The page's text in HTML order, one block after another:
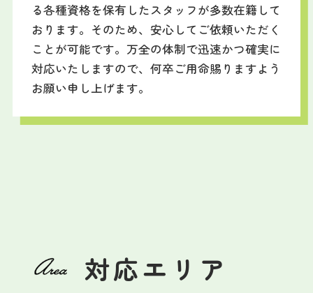
る各種資格を保有したスタッフが多数在籍して
おります。そのため、安心してご依頼いただく
ことが可能です。万全の体制で迅速かつ確実に
対応いたしますので、何卒ご用命賜りますよう
お願い申し上げます。
対応エリア